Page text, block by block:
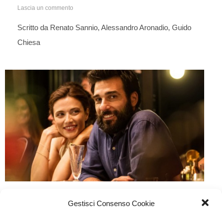
Gestisci Consenso Cookie
Lascia un commento
Scritto da Renato Sannio, Alessandro Aronadio, Guido
Chiesa